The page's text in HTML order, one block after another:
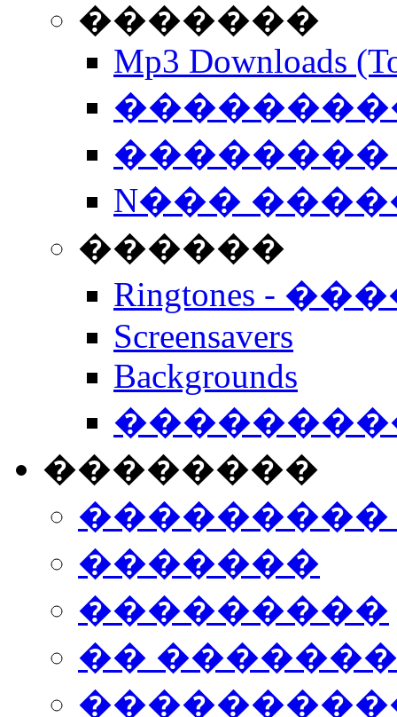
�������
Mp3 Downloads
��������
N���
������
Ringtones -
Screensavers
Backgrounds
��������
���������
�������
���������
��